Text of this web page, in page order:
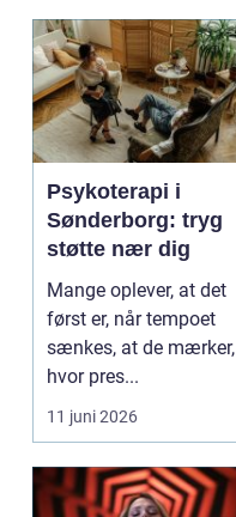
Psykoterapi i
Sønderborg: tryg
støtte nær dig
Mange oplever, at det
først er, når tempoet
sænkes, at de mærker,
hvor pres...
11 juni 2026